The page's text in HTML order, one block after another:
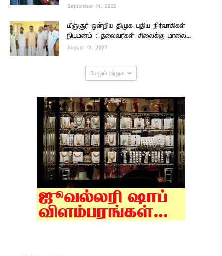
September 14, 2022
மீஞ்சூர் ஒன்றிய திமுக புதிய நிர்வாகிகள்
நியமனம் : தலைவர்கள் சிலைக்கு மாலை...
August 12, 2022
மேலும் ஏற்றுக